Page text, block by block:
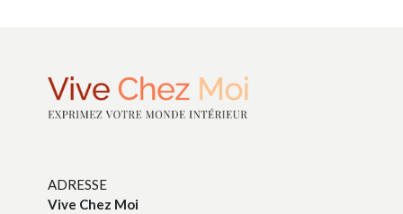
ADRESSE
Vive Chez Moi